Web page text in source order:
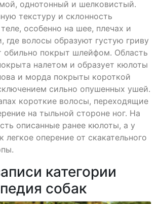
однотонный и шелковистый.
текстуру и склонность
особенно на шее, плечах и
где волосы образуют густую гриву
обильно покрыт шлейфом. Область
налетом и образует кюлоты
и морда покрыты короткой
сильно опушенных ушей.
короткие волосы, переходящие
на тыльной стороне ног. На
описанные ранее кюлоты, а у
легкое оперение от скакательного
категории
собак